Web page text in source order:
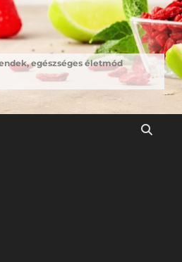
egészséges életmód